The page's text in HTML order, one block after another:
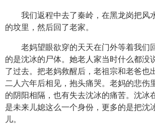
我们返程中去了秦岭，在黑龙岗把风
的坟里，然后回了老家。
老妈望眼欲穿的天天在门外等着我们
的是沈冰的尸体。她老人家当时什么都没
了过去。把老妈救醒后，老祖宗和老爸也
二人六年后相见，抱头痛哭。老妈的悲伤
的阴阳相隔，也有失去沈冰的痛苦。沈冰
是未来儿媳这么一个身份，更多的是把沈
儿。